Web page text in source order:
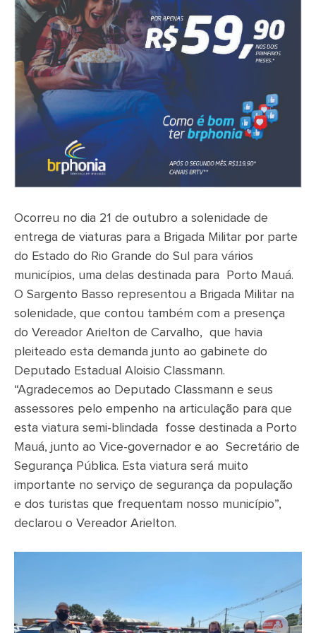
Ocorreu no dia 21 de outubro a solenidade de
entrega de viaturas para a Brigada Militar por parte
do Estado do Rio Grande do Sul para vários
municípios, uma delas destinada para Porto Mauá.
O Sargento Basso representou a Brigada Militar na
solenidade, que contou também com a presença
do Vereador Arielton de Carvalho, que havia
pleiteado esta demanda junto ao gabinete do
Deputado Estadual Aloisio Classmann.
“Agradecemos ao Deputado Classmann e seus
assessores pelo empenho na articulação para que
esta viatura semi-blindada fosse destinada a Porto
Mauá, junto ao Vice-governador e ao Secretário de
Segurança Pública. Esta viatura será muito
importante no serviço de segurança da população
e dos turistas que frequentam nosso município”,
declarou o Vereador Arielton.